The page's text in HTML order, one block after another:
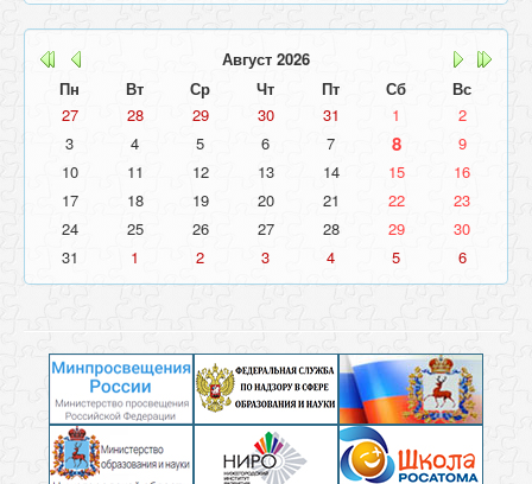
Август 2026
Пн
Вт Ср Чт Пт Сб
Вс
27
28 29 30 31 1
2
3
4 5 6 7 8
9
10
11 12 13 14 15
16
17
18 19 20 21 22
23
24
25 26 27 28 29
30
31
1 2 3 4 5 6